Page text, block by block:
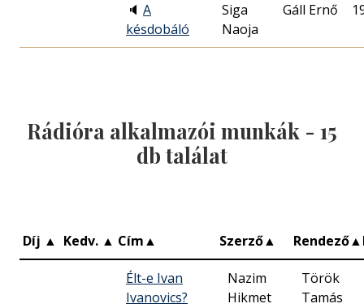
🔈 A
késdobáló
Siga
Naoja
Gáll Ernő
Rádióra alkalmazói munkák - 15
db találat
Díj ▲ Kedv. ▲ Cím▲ Szerző▲ Rendező▲
Élt-e Ivan
Ivanovics?
Nazim
Hikmet
Török
Tamás